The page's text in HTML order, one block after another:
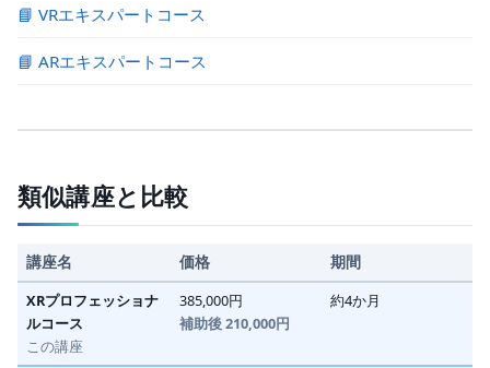
📘 VRエキスパートコース
📘 ARエキスパートコース
類似講座と比較
講座名 価格 期間
XRプロフェッショナ
ルコース
この講座
385,000円
補助後 210,000円
約4か月